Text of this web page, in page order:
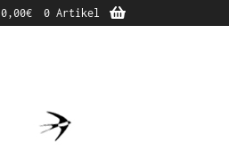
0,00€ 0 Artikel